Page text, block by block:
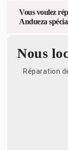
Vous voulez
Andueza
Nous
Réparation